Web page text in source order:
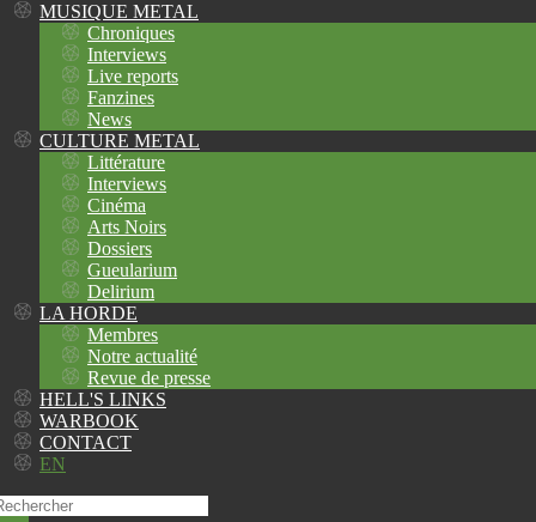
MUSIQUE METAL
Chroniques
Interviews
Live reports
Fanzines
News
CULTURE METAL
Littérature
Interviews
Cinéma
Arts Noirs
Dossiers
Gueularium
Delirium
LA HORDE
Membres
Notre actualité
Revue de presse
HELL'S LINKS
WARBOOK
CONTACT
EN